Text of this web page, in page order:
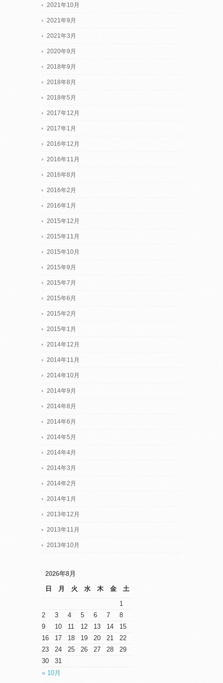
2021年10月
2021年9月
2021年3月
2020年9月
2018年9月
2018年8月
2018年5月
2017年12月
2017年1月
2016年12月
2016年11月
2016年8月
2016年2月
2016年1月
2015年12月
2015年11月
2015年10月
2015年9月
2015年7月
2015年6月
2015年2月
2015年1月
2014年12月
2014年11月
2014年10月
2014年9月
2014年8月
2014年6月
2014年5月
2014年4月
2014年3月
2014年2月
2014年1月
2013年12月
2013年11月
2013年10月
2026年8月
日
月 火 水 木 金
土
1
2
3 4 5 6 7
8
9
10 11 12 13 14
15
16
17 18 19 20 21
22
23
24 25 26 27 28
29
30
31
« 10月